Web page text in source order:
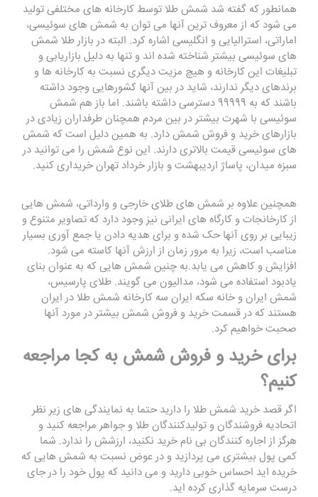
همانطور که گفته شد شمش طلا توسط کارخانه های مختلفی تولید
می شود که از معروف ترین آنها می توان به شمش های سوئیسی،
اماراتی، استرالیایی و انگلیسی اشاره کرد. البته در بازار طلا شمش
های سوئیسی بیشتر شناخته شده اند و تنها به دلیل بازاریابی و
تبلیغات این کارخانه و هیچ مزیت دیگری نسبت به کارخانه ها و
برندهای دیگر ندارند، شاید در بین آنها کشورهایی وجود داشته
باشند که به 99999 دسترسی داشته باشند. اما باز هم شمش
سوئیسی با شهرت بیشتر در بین مردم همچنان طرفداران زیادی در
بازارهای خرید و فروش شمش دارد. به همین دلیل است که شمش
های سوئیسی قیمت بالاتری دارند. این نوع شمش را می توانید در
سبزه میدان، پاساژ اردیبهشت و بازار خرداد تهران خریداری کنید.
همچنین علاوه بر شمش های طلای خارجی و وارداتی، شمش هایی
از کارخانجات و کارگاه های ایرانی نیز وجود دارد که تصاویر متنوع و
زیبایی بر روی آنها حک شده و برای هدیه دادن یا جمع آوری بسیار
مناسب است، زیرا به مرور زمان از ارزش آنها کاسته می شود.
افزایش و کاهش می یابد.به چنین شمش هایی که به عنوان بنای
یادبود استفاده می شود، مدالیون می گویند. طلای پارسیس،
شمش ایران و خانه سکه ایران سه کارخانه شمش طلا در ایران
هستند که در قسمت خرید و فروش شمش بیشتر در مورد آنها
صحبت خواهیم کرد.
برای خرید و فروش شمش به کجا مراجعه
کنیم؟
اگر قصد خرید شمش طلا را دارید حتما به نمایندگی های زیر نظر
اتحادیه فروشندگان و تولیدکنندگان طلا و جواهر مراجعه کنید و
هرگز از اجاره کنندگان بی نام خرید نکنید، ارزشش را ندارد. شما
کمی پول بیشتری می پردازید و در عوض نسبت به شمش هایی که
خریده اید احساس خوبی دارید و می دانید که پول خود را در جای
درست سرمایه گذاری کرده اید.